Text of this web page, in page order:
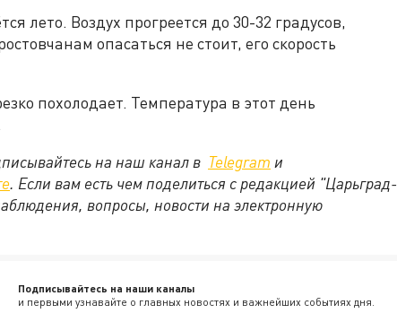
лето. Воздух прогреется до 30-32 градусов,
опасаться не стоит, его скорость
похолодает. Температура в этот день
на наш канал в Telegram и
. Если вам есть чем поделиться с редакцией "Царьград-
вопросы, новости на электронную
Подписывайтесь на наши каналы
и первыми узнавайте о главных новостях и важнейших событиях дня.